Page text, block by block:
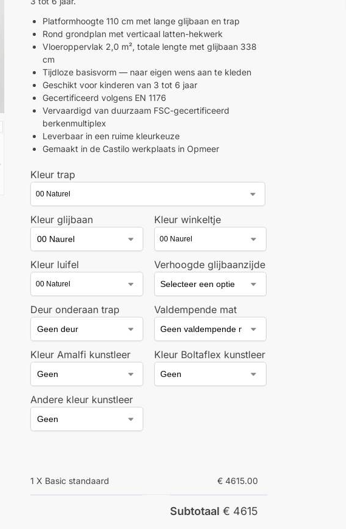
Platformhoogte 110 cm met lange glijbaan en trap
Rond grondplan met verticaal latten-hekwerk
Vloeroppervlak 2,0 m², totale lengte met glijbaan 338
cm
Tijdloze basisvorm — naar eigen wens aan te kleden
Geschikt voor kinderen van 3 tot 6 jaar
Gecertificeerd volgens EN 1176
Vervaardigd van duurzaam FSC-gecertificeerd
berkenmultiplex
Leverbaar in een ruime kleurkeuze
Gemaakt in de Castilo werkplaats in Opmeer
Kleur trap
Kleur glijbaan Kleur winkeltje
Kleur luifel Verhoogde glijbaanzijde
Deur onderaan trap Valdempende mat
Kleur Amalfi kunstleer Kleur Boltaflex kunstleer
Andere kleur kunstleer
1 X Basic standaard € 4615.00
Subtotaal € 4615